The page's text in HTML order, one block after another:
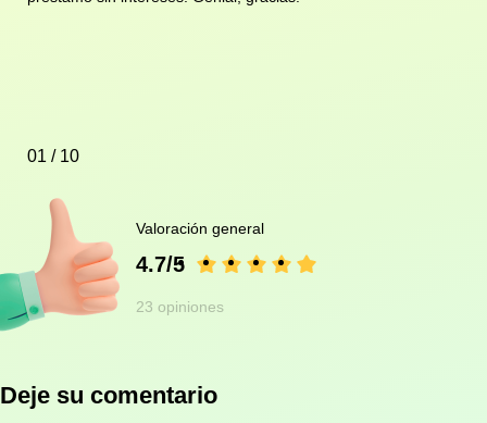
01 / 10
Valoración general
4.7/5
23 opiniones
Deje su comentario